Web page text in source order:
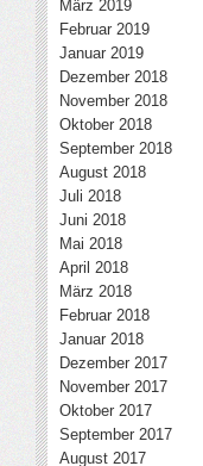
März 2019
Februar 2019
Januar 2019
Dezember 2018
November 2018
Oktober 2018
September 2018
August 2018
Juli 2018
Juni 2018
Mai 2018
April 2018
März 2018
Februar 2018
Januar 2018
Dezember 2017
November 2017
Oktober 2017
September 2017
August 2017